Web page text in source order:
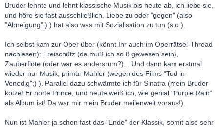
Bruder lehnte und lehnt klassische Musik bis heute ab, ich liebe sie,
und höre sie fast ausschließlich. Liebe zu oder "gegen" (also
"Abneigung";) ) hat also was mit Sozialisation zu tun (s.o.).
Ich selbst kam zur Oper über (könnt Ihr auch im Operrätsel-Thread
nachlesen): Freischütz (da muß ich so 8 gewesen sein),
Zauberflöte (oder war es andersrum?)... Und dann kam erstmal
wieder nur Musik, primär Mahler (wegen des Films "Tod in
Venedig";) ). Parallel dazu schwärmte ich für Sinatra (mein Bruder
kotze! Er hörte Prince, und heute weiß ich, wie genial "Purple Rain"
als Album ist! Da war mir mein Bruder meilenweit voraus!).
Nun ist Mahler ja schon fast das "Ende" der Klassik, somit also sehr